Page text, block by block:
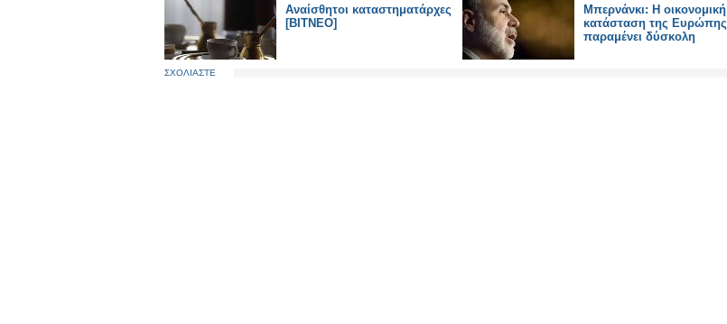
Αναίσθητοι καταστηματάρχες
[ΒΙΤΝΕΟ]
Μπερνάνκι: Η οικονομική
κατάσταση της Ευρώπης
παραμένει δύσκολη
ΣΧΟΛΙΑΣΤΕ